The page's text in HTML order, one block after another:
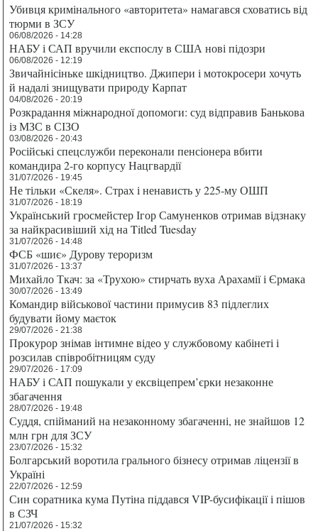
Убивця кримінального «авторитета» намагався сховатись від
тюрми в ЗСУ
06/08/2026 - 14:28
НАБУ і САП вручили експослу в США нові підозри
06/08/2026 - 12:19
Звичайнісіньке шкідництво. Джипери і мотокросери хочуть
й надалі знищувати природу Карпат
04/08/2026 - 20:19
Розкрадання міжнародної допомоги: суд відправив Банькова
із МЗС в СІЗО
03/08/2026 - 20:43
Російські спецслужби переконали пенсіонера вбити
командира 2-го корпусу Нацгвардії
31/07/2026 - 19:45
Не тільки «Скеля». Страх і ненависть у 225-му ОШП
31/07/2026 - 18:19
Український гросмейстер Ігор Самуненков отримав відзнаку
за найкрасивіший хід на Titled Tuesday
31/07/2026 - 14:48
ФСБ «шиє» Дурову тероризм
31/07/2026 - 13:37
Михайло Ткач: за «Трухою» стирчать вуха Арахамії і Єрмака
30/07/2026 - 13:49
Командир військової частини примусив 83 підлеглих
будувати йому маєток
29/07/2026 - 21:38
Прокурор знімав інтимне відео у службовому кабінеті і
розсилав співробітницям суду
29/07/2026 - 17:09
НАБУ і САП пошукали у ексвіцепрем’єрки незаконне
збагачення
28/07/2026 - 19:48
Суддя, спійманий на незаконному збагаченні, не знайшов 12
млн грн для ЗСУ
23/07/2026 - 15:32
Болгарський воротила грального бізнесу отримав ліцензії в
Україні
22/07/2026 - 12:59
Син соратника кума Путіна піддався VIP-бусифікації і пішов
в СЗЧ
21/07/2026 - 15:32